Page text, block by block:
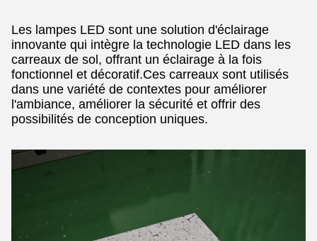
Les lampes LED sont une solution d'éclairage
innovante qui intègre la technologie LED dans les
carreaux de sol, offrant un éclairage à la fois
fonctionnel et décoratif.Ces carreaux sont utilisés
dans une variété de contextes pour améliorer
l'ambiance, améliorer la sécurité et offrir des
possibilités de conception uniques.